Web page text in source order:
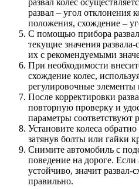
развал колес
развал – угол отклонения
положения, схождение –
С помощью прибора
текущие значения
их с рекомендуемыми
При необходимости
схождение колес,
регулировочные элементы
После корректировки
повторную проверку и
параметры соответствуют
Установите колеса
затянув болты или гайки
Снимите автомобиль с
поведение на дороге.
устойчиво, значит развал-
правильно.